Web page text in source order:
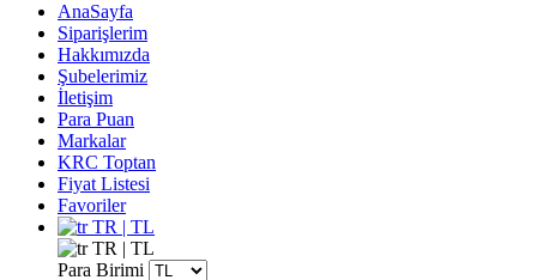
AnaSayfa
Siparişlerim
Hakkımızda
Şubelerimiz
İletişim
Para Puan
Markalar
KRC Toptan
Fiyat Listesi
Favoriler
TR | TL
TR | TL
Para Birimi